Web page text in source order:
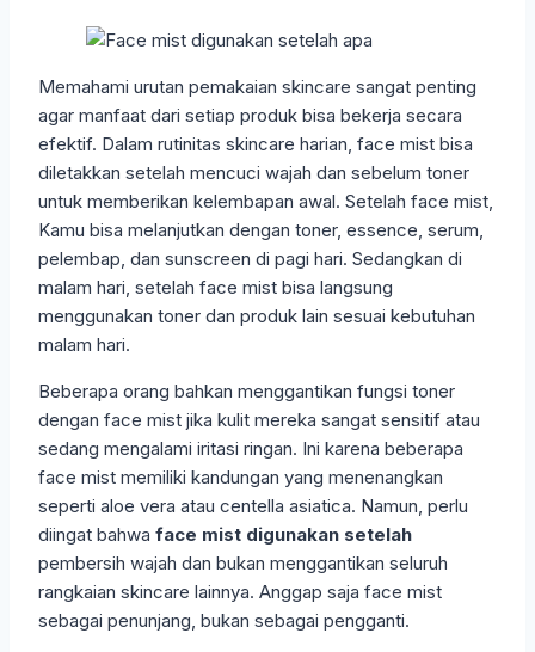
Memahami urutan pemakaian skincare sangat penting
agar manfaat dari setiap produk bisa bekerja secara
efektif. Dalam rutinitas skincare harian, face mist bisa
diletakkan setelah mencuci wajah dan sebelum toner
untuk memberikan kelembapan awal. Setelah face mist,
Kamu bisa melanjutkan dengan toner, essence, serum,
pelembap, dan sunscreen di pagi hari. Sedangkan di
malam hari, setelah face mist bisa langsung
menggunakan toner dan produk lain sesuai kebutuhan
malam hari.
Beberapa orang bahkan menggantikan fungsi toner
dengan face mist jika kulit mereka sangat sensitif atau
sedang mengalami iritasi ringan. Ini karena beberapa
face mist memiliki kandungan yang menenangkan
seperti aloe vera atau centella asiatica. Namun, perlu
diingat bahwa face mist digunakan setelah
pembersih wajah dan bukan menggantikan seluruh
rangkaian skincare lainnya. Anggap saja face mist
sebagai penunjang, bukan sebagai pengganti.